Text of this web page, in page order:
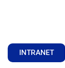
INTRANET